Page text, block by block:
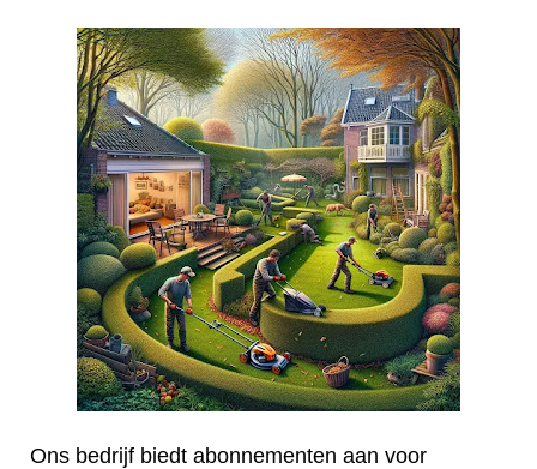
Ons bedrijf biedt abonnementen aan voor